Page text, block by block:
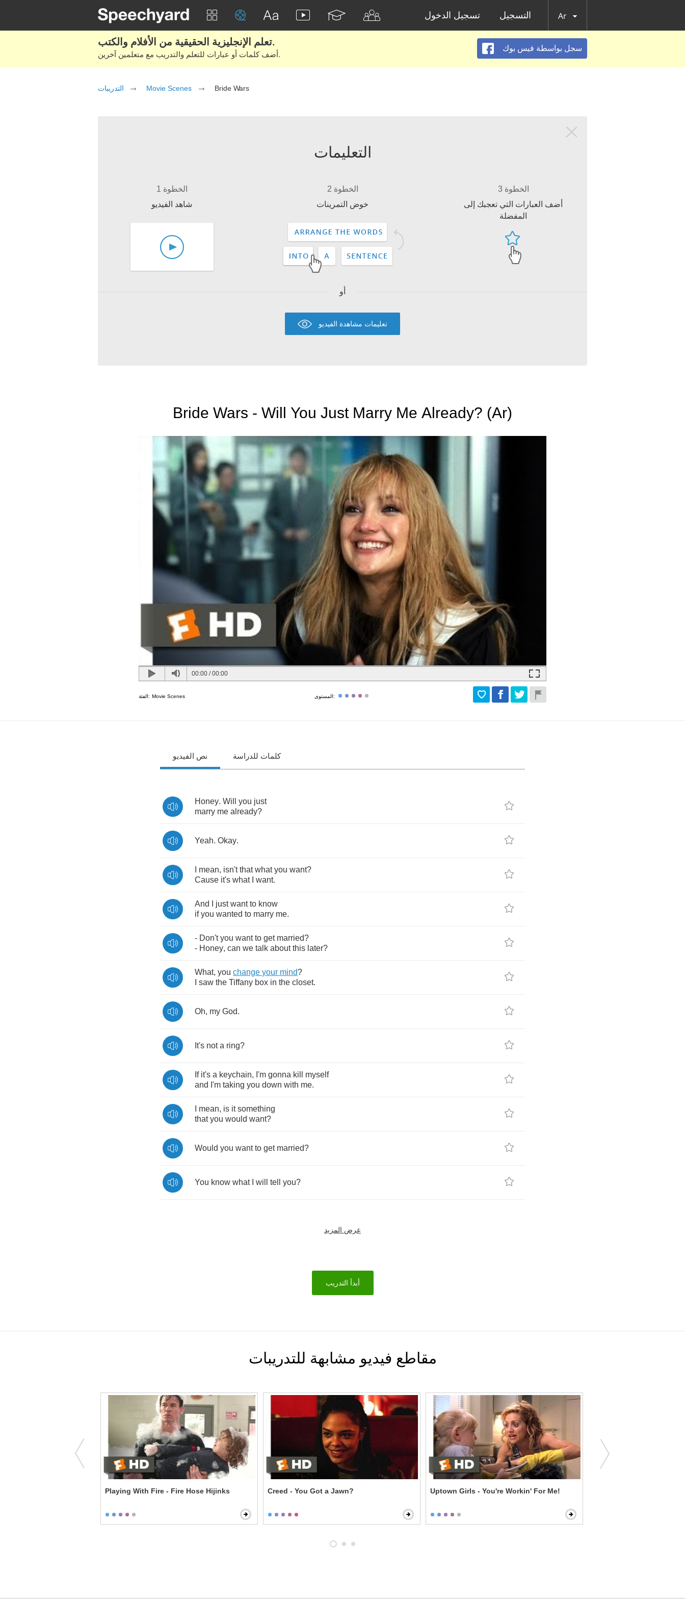
تسجيل الدخول التسجيل Ar
تعلم الإنجليزية الحقيقية من الأفلام والكتب.
أضف كلمات أو عبارات للتعلم والتدريب مع متعلمين آخرين.
سجل بواسطة فيس بوك
التدريبات Movie Scenes Bride Wars
التعليمات
الخطوة 1
شاهد الفيديو
الخطوة 2
خوض التمرينات
الخطوة 3
أضف العبارات التي تعجبك إلى
المفضلة
أو
تعليمات مشاهدة الفيديو
Bride Wars - Will You Just Marry Me Already? (Ar)
00:00 /00:00
الفئة: Movie Scenes المستوى:
نص الفيديو كلمات للدراسة
Honey. Will you just
marry me already?
Yeah. Okay.
mean, isn't that what you want?
Cause it's what want.
And just want to know
if you wanted to marry me.
- Don't you want to get married?
- Honey, can we talk about this later?
What, you change your mind?
saw the Tiffany box in the closet.
Oh, my God.
It's not a ring?
If it's a keychain, I'm gonna kill
myself
and I'm taking you down with me.
mean, is it something
that you would want?
Would you want to get married?
You know what will tell you?
عرض المزيد
أبدأ التدريب
مقاطع فيديو مشابهة للتدريبات
Playing With Fire - Fire Hose Hijinks Creed - You Got a Jawn? Uptown Girls - You're Workin' For Me!